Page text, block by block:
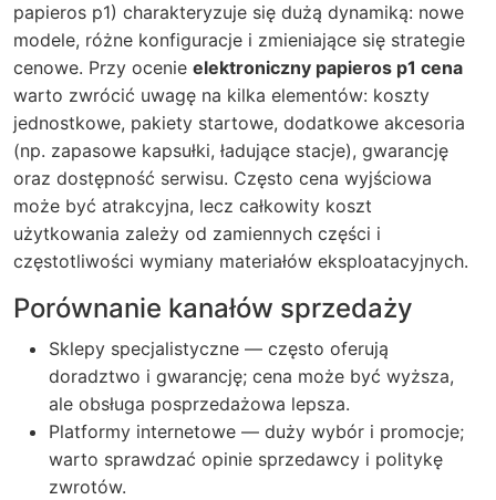
papieros p1) charakteryzuje się dużą dynamiką: nowe
modele, różne konfiguracje i zmieniające się strategie
cenowe. Przy ocenie elektroniczny papieros p1 cena
warto zwrócić uwagę na kilka elementów: koszty
jednostkowe, pakiety startowe, dodatkowe akcesoria
(np. zapasowe kapsułki, ładujące stacje), gwarancję
oraz dostępność serwisu. Często cena wyjściowa
może być atrakcyjna, lecz całkowity koszt
użytkowania zależy od zamiennych części i
częstotliwości wymiany materiałów eksploatacyjnych.
Porównanie kanałów sprzedaży
Sklepy specjalistyczne — często oferują
doradztwo i gwarancję; cena może być wyższa,
ale obsługa posprzedażowa lepsza.
Platformy internetowe — duży wybór i promocje;
warto sprawdzać opinie sprzedawcy i politykę
zwrotów.